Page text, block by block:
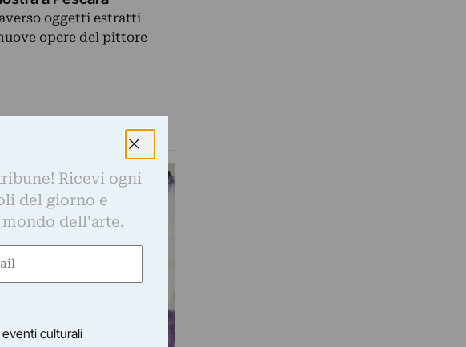
oggetti estratti
opere del pittore
Ricevi ogni
del giorno e
dell'arte.
culturali